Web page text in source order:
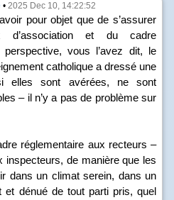
• 2025 Dec 10, 14:22:52
pour objet que de s’assurer
et du cadre
vous l’avez dit, le
catholique a dressé une
elles sont avérées, ne sont
– il n’y a pas de problème sur
réglementaire aux recteurs –
inspecteurs, de manière que les
dans un climat serein, dans un
et dénué de tout parti pris, quel